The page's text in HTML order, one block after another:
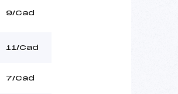
9/Cad
11/Cad
7/Cad